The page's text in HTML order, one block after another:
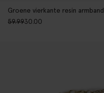
Groene vierkante resin armband
59.9930.00